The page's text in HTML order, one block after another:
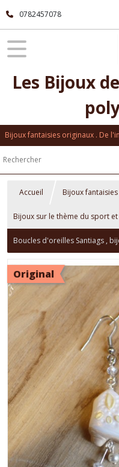
0782457078
Les Bijoux
Bijoux fantaisies originaux . De
Accueil Bijoux fantaisies
Bijoux sur le thème du sport
Boucles d'oreilles Santiags ,
Original